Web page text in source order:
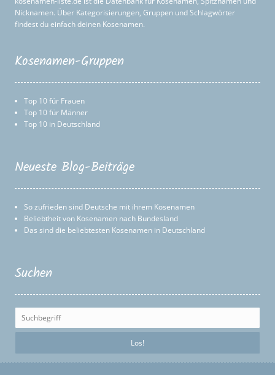
Nicknamen. Über Kategorisierungen, Gruppen und Schlagwörter
findest du einfach deinen Kosenamen.
Kosenamen-Gruppen
Top 10 für Frauen
Top 10 für Männer
Top 10 in Deutschland
Neueste Blog-Beiträge
So zufrieden sind Deutsche mit ihrem Kosenamen
Beliebtheit von Kosenamen nach Bundesland
Das sind die beliebtesten Kosenamen in Deutschland
Suchen